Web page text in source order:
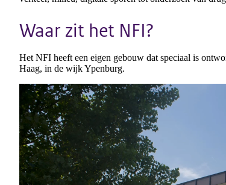
Waar zit het NFI?
Het NFI heeft een eigen gebouw dat speciaal is
Haag, in de wijk Ypenburg.